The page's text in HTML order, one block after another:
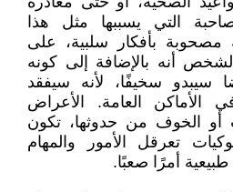
التي يسببها مثل هذا
بأفكار سلبية، على
أنه بالإضافة إلى كونه
سيبدو سخيفًا، لأنه سيفقد
العامة. الأعراض
أو الخوف من حدوثها، تكون
تعرقل الأمور والمهام
أمرًا صعبًا.